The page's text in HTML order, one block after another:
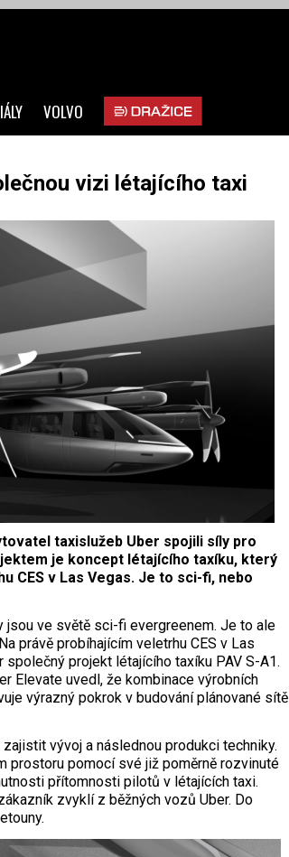
vizi létajícího taxi
taxislužeb Uber spojili síly pro
je koncept létajícího taxíku, který
CES v Las Vegas. Je to sci-fi, nebo
ve světě sci-fi evergreenem. Je to ale
právě probíhajícím veletrhu CES v Las
projekt létajícího taxíku PAV S-A1.
Elevate uvedl, že kombinace výrobních
výrazný pokrok v budování plánované sítě
vývoj a následnou produkci techniky.
prostoru pomocí své již poměrně rozvinuté
přítomnosti pilotů v létajících taxi.
zvyklí z běžných vozů Uber. Do
VOLVO